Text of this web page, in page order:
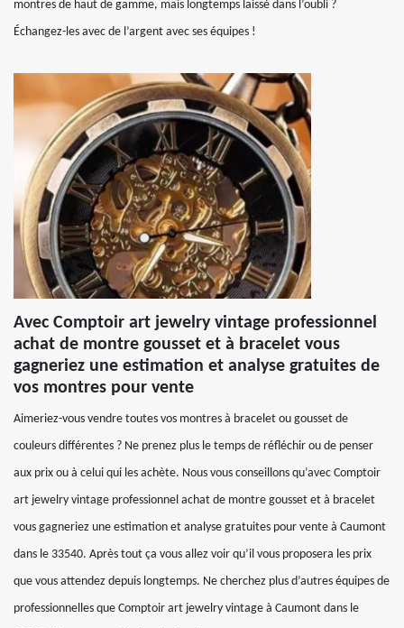
montres de haut de gamme, mais longtemps laissé dans l’oubli ?
Échangez-les avec de l’argent avec ses équipes !
Avec Comptoir art jewelry vintage professionnel
achat de montre gousset et à bracelet vous
gagneriez une estimation et analyse gratuites de
vos montres pour vente
Aimeriez-vous vendre toutes vos montres à bracelet ou gousset de
couleurs différentes ? Ne prenez plus le temps de réfléchir ou de penser
aux prix ou à celui qui les achète. Nous vous conseillons qu’avec Comptoir
art jewelry vintage professionnel achat de montre gousset et à bracelet
vous gagneriez une estimation et analyse gratuites pour vente à Caumont
dans le 33540. Après tout ça vous allez voir qu’il vous proposera les prix
que vous attendez depuis longtemps. Ne cherchez plus d’autres équipes de
professionnelles que Comptoir art jewelry vintage à Caumont dans le